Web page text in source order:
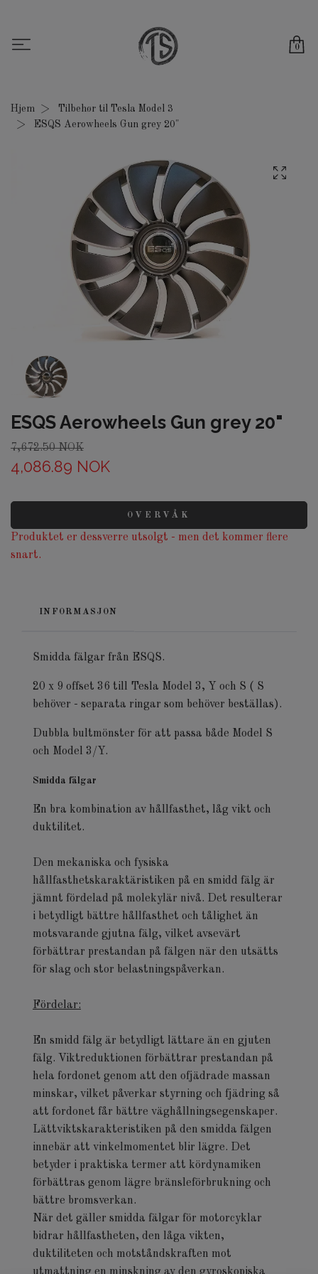
0
Hjem
Tilbehør til Tesla Model 3
ESQS Aerowheels Gun grey 20"
ESQS Aerowheels Gun grey 20"
7,672.50 NOK
4,086.89 NOK
OVERVÅK
Produktet er dessverre utsolgt - men det kommer flere
snart.
INFORMASJON
Smidda fälgar från ESQS.
20 x 9 offset 36 till Tesla Model 3, Y och S ( S
behöver - separata ringar som behöver beställas).
Dubbla bultmönster för att passa både Model S
och Model 3/Y.
Smidda fälgar
En bra kombination av hållfasthet, låg vikt och
duktilitet.
Den mekaniska och fysiska
hållfasthetskaraktäristiken på en smidd fälg är
jämnt fördelad på molekylär nivå. Det resulterar
i betydligt bättre hållfasthet och tålighet än
motsvarande gjutna fälg, vilket avsevärt
förbättrar prestandan på fälgen när den utsätts
för slag och stor belastningspåverkan.
Fördelar:
En smidd fälg är betydligt lättare än en gjuten
fälg. Viktreduktionen förbättrar prestandan på
hela fordonet genom att den ofjädrade massan
minskar, vilket påverkar styrning och fjädring så
att fordonet får bättre väghållningsegenskaper.
Lättviktskarakteristiken på den smidda fälgen
innebär att vinkelmomentet blir lägre. Det
betyder i praktiska termer att kördynamiken
förbättras genom lägre bränsleförbrukning och
bättre bromsverkan.
När det gäller smidda fälgar för motorcyklar
bidrar hållfastheten, den låga vikten,
duktiliteten och motståndskraften mot